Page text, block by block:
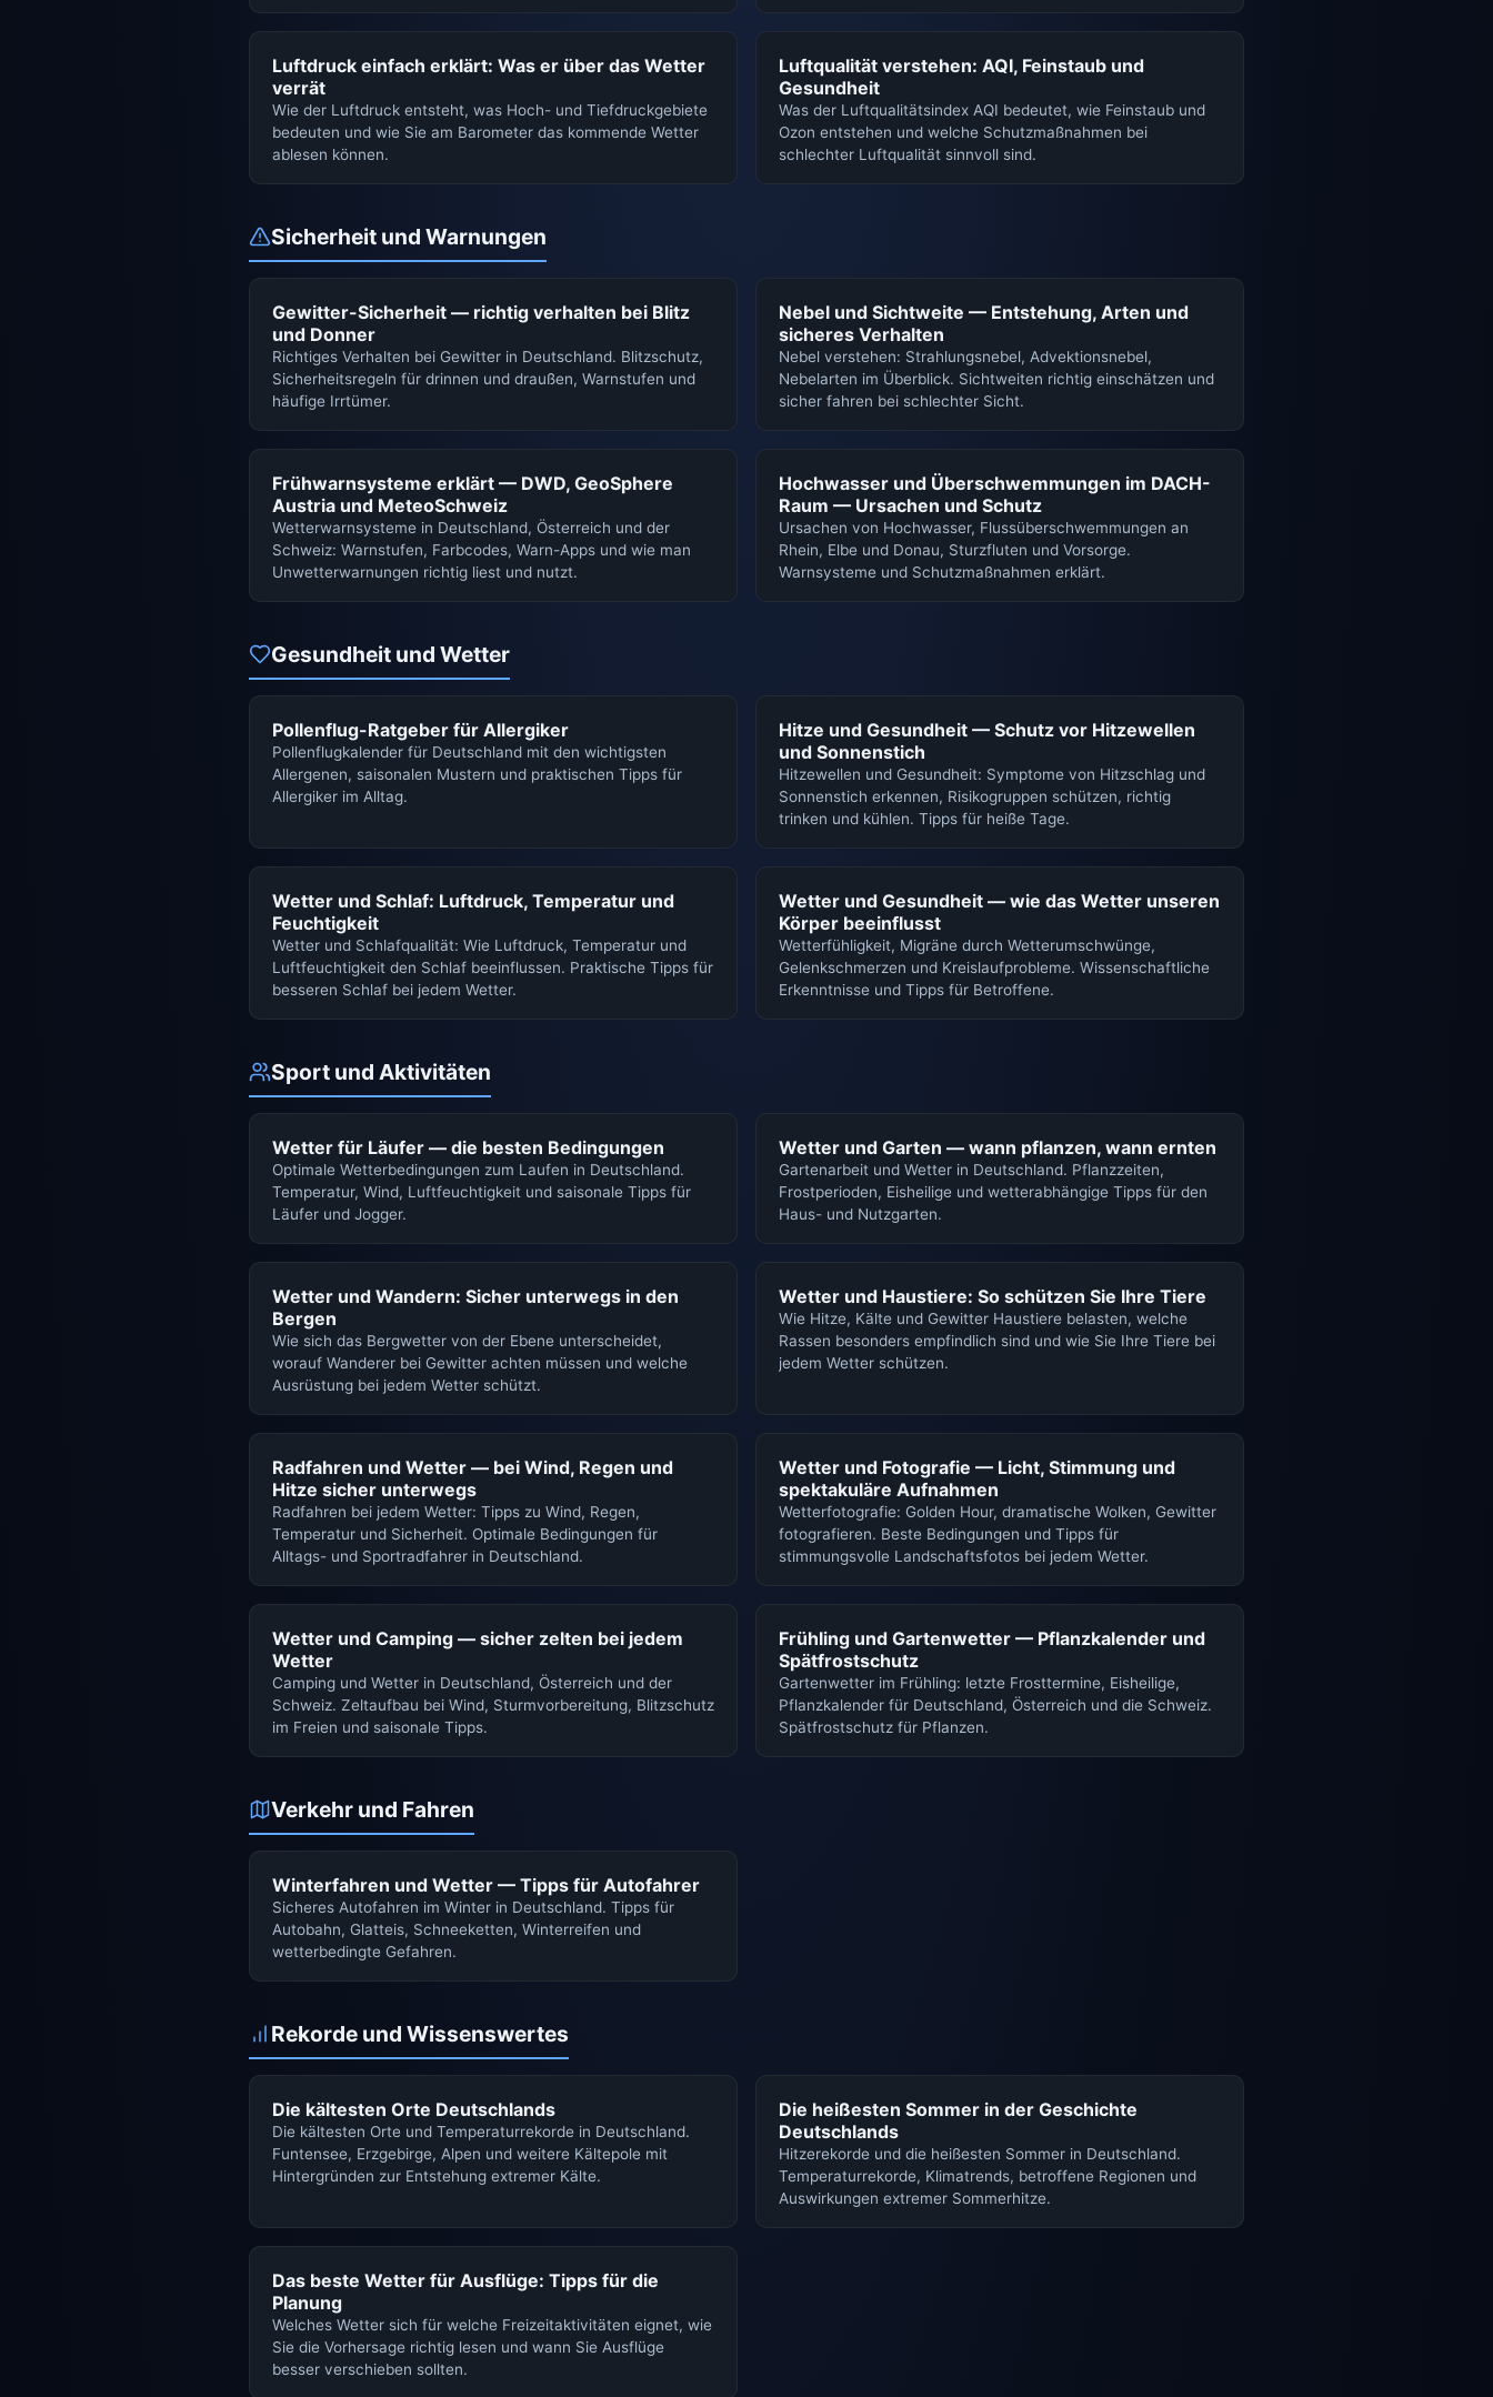
Luftdruck einfach erklärt: Was er über das Wetter
verrät
Wie der Luftdruck entsteht, was Hoch- und Tiefdruckgebiete
bedeuten und wie Sie am Barometer das kommende Wetter
ablesen können.
Luftqualität verstehen: AQI, Feinstaub und
Gesundheit
Was der Luftqualitätsindex AQI bedeutet, wie Feinstaub und
Ozon entstehen und welche Schutzmaßnahmen bei
schlechter Luftqualität sinnvoll sind.
Sicherheit und Warnungen
Gewitter-Sicherheit — richtig verhalten bei Blitz
und Donner
Richtiges Verhalten bei Gewitter in Deutschland. Blitzschutz,
Sicherheitsregeln für drinnen und draußen, Warnstufen und
häufige Irrtümer.
Nebel und Sichtweite — Entstehung, Arten und
sicheres Verhalten
Nebel verstehen: Strahlungsnebel, Advektionsnebel,
Nebelarten im Überblick. Sichtweiten richtig einschätzen und
sicher fahren bei schlechter Sicht.
Frühwarnsysteme erklärt — DWD, GeoSphere
Austria und MeteoSchweiz
Wetterwarnsysteme in Deutschland, Österreich und der
Schweiz: Warnstufen, Farbcodes, Warn-Apps und wie man
Unwetterwarnungen richtig liest und nutzt.
Hochwasser und Überschwemmungen im DACH-
Raum — Ursachen und Schutz
Ursachen von Hochwasser, Flussüberschwemmungen an
Rhein, Elbe und Donau, Sturzfluten und Vorsorge.
Warnsysteme und Schutzmaßnahmen erklärt.
Gesundheit und Wetter
Pollenflug-Ratgeber für Allergiker
Pollenflugkalender für Deutschland mit den wichtigsten
Allergenen, saisonalen Mustern und praktischen Tipps für
Allergiker im Alltag.
Hitze und Gesundheit — Schutz vor Hitzewellen
und Sonnenstich
Hitzewellen und Gesundheit: Symptome von Hitzschlag und
Sonnenstich erkennen, Risikogruppen schützen, richtig
trinken und kühlen. Tipps für heiße Tage.
Wetter und Schlaf: Luftdruck, Temperatur und
Feuchtigkeit
Wetter und Schlafqualität: Wie Luftdruck, Temperatur und
Luftfeuchtigkeit den Schlaf beeinflussen. Praktische Tipps für
besseren Schlaf bei jedem Wetter.
Wetter und Gesundheit — wie das Wetter unseren
Körper beeinflusst
Wetterfühligkeit, Migräne durch Wetterumschwünge,
Gelenkschmerzen und Kreislaufprobleme. Wissenschaftliche
Erkenntnisse und Tipps für Betroffene.
Sport und Aktivitäten
Wetter für Läufer — die besten Bedingungen
Optimale Wetterbedingungen zum Laufen in Deutschland.
Temperatur, Wind, Luftfeuchtigkeit und saisonale Tipps für
Läufer und Jogger.
Wetter und Garten — wann pflanzen, wann ernten
Gartenarbeit und Wetter in Deutschland. Pflanzzeiten,
Frostperioden, Eisheilige und wetterabhängige Tipps für den
Haus- und Nutzgarten.
Wetter und Wandern: Sicher unterwegs in den
Bergen
Wie sich das Bergwetter von der Ebene unterscheidet,
worauf Wanderer bei Gewitter achten müssen und welche
Ausrüstung bei jedem Wetter schützt.
Wetter und Haustiere: So schützen Sie Ihre Tiere
Wie Hitze, Kälte und Gewitter Haustiere belasten, welche
Rassen besonders empfindlich sind und wie Sie Ihre Tiere bei
jedem Wetter schützen.
Radfahren und Wetter — bei Wind, Regen und
Hitze sicher unterwegs
Radfahren bei jedem Wetter: Tipps zu Wind, Regen,
Temperatur und Sicherheit. Optimale Bedingungen für
Alltags- und Sportradfahrer in Deutschland.
Wetter und Fotografie — Licht, Stimmung und
spektakuläre Aufnahmen
Wetterfotografie: Golden Hour, dramatische Wolken, Gewitter
fotografieren. Beste Bedingungen und Tipps für
stimmungsvolle Landschaftsfotos bei jedem Wetter.
Wetter und Camping — sicher zelten bei jedem
Wetter
Camping und Wetter in Deutschland, Österreich und der
Schweiz. Zeltaufbau bei Wind, Sturmvorbereitung, Blitzschutz
im Freien und saisonale Tipps.
Frühling und Gartenwetter — Pflanzkalender und
Spätfrostschutz
Gartenwetter im Frühling: letzte Frosttermine, Eisheilige,
Pflanzkalender für Deutschland, Österreich und die Schweiz.
Spätfrostschutz für Pflanzen.
Verkehr und Fahren
Winterfahren und Wetter — Tipps für Autofahrer
Sicheres Autofahren im Winter in Deutschland. Tipps für
Autobahn, Glatteis, Schneeketten, Winterreifen und
wetterbedingte Gefahren.
Rekorde und Wissenswertes
Die kältesten Orte Deutschlands
Die kältesten Orte und Temperaturrekorde in Deutschland.
Funtensee, Erzgebirge, Alpen und weitere Kältepole mit
Hintergründen zur Entstehung extremer Kälte.
Die heißesten Sommer in der Geschichte
Deutschlands
Hitzerekorde und die heißesten Sommer in Deutschland.
Temperaturrekorde, Klimatrends, betroffene Regionen und
Auswirkungen extremer Sommerhitze.
Das beste Wetter für Ausflüge: Tipps für die
Planung
Welches Wetter sich für welche Freizeitaktivitäten eignet, wie
Sie die Vorhersage richtig lesen und wann Sie Ausflüge
besser verschieben sollten.